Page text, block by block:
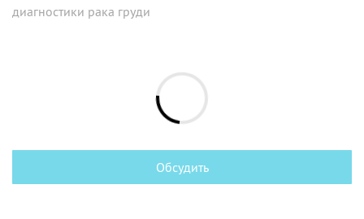
диагностики рака груди
Обсудить